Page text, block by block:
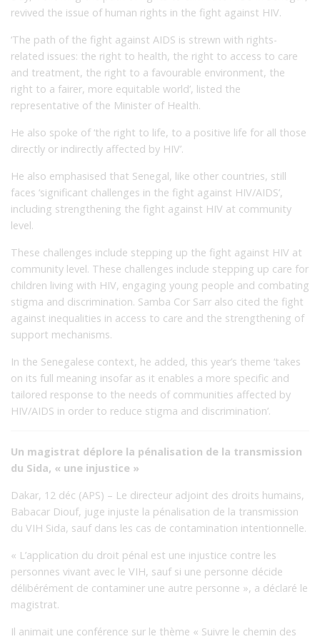
revived the issue of human rights in the fight against HIV.
‘The path of the fight against AIDS is strewn with rights-
related issues: the right to health, the right to access to care
and treatment, the right to a favourable environment, the
right to a fairer, more equitable world’, listed the
representative of the Minister of Health.
He also spoke of ‘the right to life, to a positive life for all those
directly or indirectly affected by HIV’.
He also emphasised that Senegal, like other countries, still
faces ‘significant challenges in the fight against HIV/AIDS’,
including strengthening the fight against HIV at community
level.
These challenges include stepping up the fight against HIV at
community level. These challenges include stepping up care for
children living with HIV, engaging young people and combating
stigma and discrimination. Samba Cor Sarr also cited the fight
against inequalities in access to care and the strengthening of
support mechanisms.
In the Senegalese context, he added, this year’s theme ‘takes
on its full meaning insofar as it enables a more specific and
tailored response to the needs of communities affected by
HIV/AIDS in order to reduce stigma and discrimination’.
Un magistrat déplore la pénalisation de la transmission
du Sida, « une injustice »
Dakar, 12 déc (APS) – Le directeur adjoint des droits humains,
Babacar Diouf, juge injuste la pénalisation de la transmission
du VIH Sida, sauf dans les cas de contamination intentionnelle.
« L’application du droit pénal est une injustice contre les
personnes vivant avec le VIH, sauf si une personne décide
délibérément de contaminer une autre personne », a déclaré le
magistrat.
Il animait une conférence sur le thème « Suivre le chemin des